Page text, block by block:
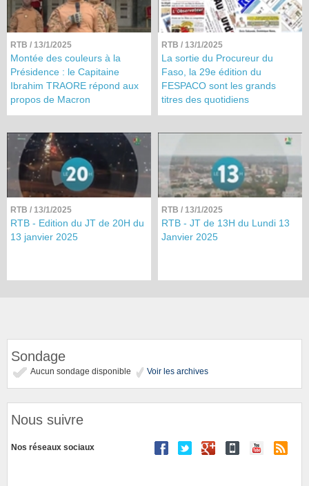
RTB / 13/1/2025
Montée des couleurs à la
Présidence : le Capitaine
Ibrahim TRAORE répond aux
propos de Macron
RTB / 13/1/2025
La sortie du Procureur du
Faso, la 29e édition du
FESPACO sont les grands
titres des quotidiens
RTB / 13/1/2025
RTB - Edition du JT de 20H du
13 janvier 2025
RTB / 13/1/2025
RTB - JT de 13H du Lundi 13
Janvier 2025
Sondage
Aucun sondage disponible Voir les archives
Nous suivre
Nos réseaux sociaux